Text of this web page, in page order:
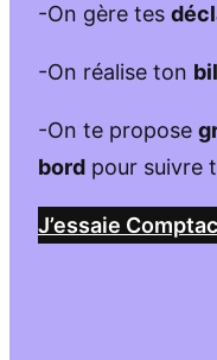
-On gère tes
-On réalise ton
-On te propose
bord pour suivre
J’essaie